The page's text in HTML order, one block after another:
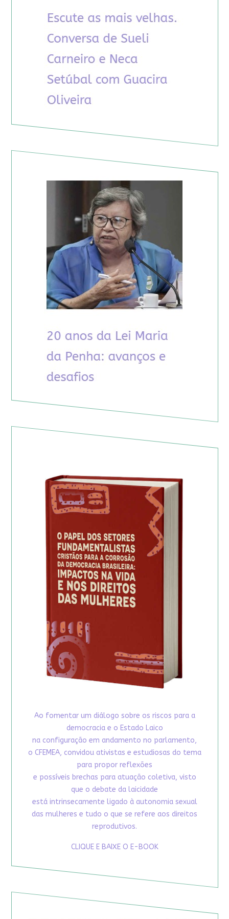
Ao fomentar um diálogo sobre os riscos para a
democracia e o Estado Laico
na configuração em andamento no parlamento,
o CFEMEA, convidou ativistas e estudiosas do tema
para propor reflexões
e possíveis brechas para atuação coletiva, visto
que o debate da laicidade
está intrinsecamente ligado à autonomia sexual
das mulheres e tudo o que se refere aos direitos
reprodutivos.
CLIQUE E BAIXE O E-BOOK